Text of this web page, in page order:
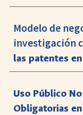
Modelo de
investigación
las patentes
Uso Público
Obligatorias